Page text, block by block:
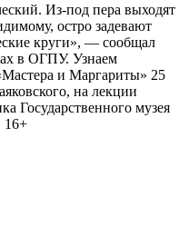
Из-под пера выходят
остро задевают
круги», — сообщал
в ОГПУ. Узнаем
и Маргариты» 25
на лекции
Государственного музея
16+